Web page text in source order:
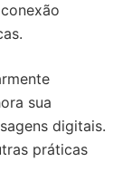
sua
digitais.
práticas